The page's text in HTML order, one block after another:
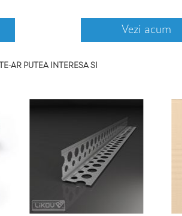
Vezi acum
TE-AR PUTEA INTERESA SI